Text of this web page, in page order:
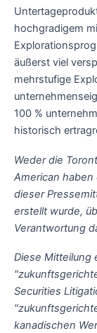
hochgradigem
äußerst viel
mehrstufige
100 %
historisch
Weder die
American
dieser
erstellt wurde,
Verantwortung
Diese Mitteilung
Securities
kanadischen